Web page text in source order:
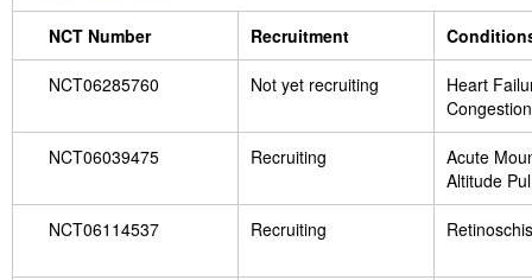
NCT Number Recruitment
NCT06285760 Not yet recruiting
Heart
Congestion
NCT06039475 Recruiting
Acute
Altitude
Edema
NCT06114537 Recruiting